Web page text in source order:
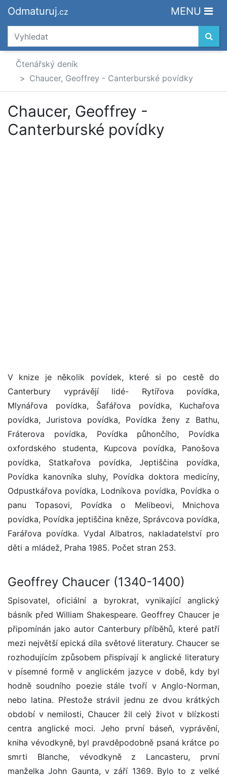
Odmaturuj.cz MENU
Čtenářský deník
Chaucer, Geoffrey - Canterburské povídky
Chaucer, Geoffrey -
Canterburské povídky
V knize je několik povídek, které si po cestě do
Canterbury vyprávějí lidé- Rytířova povídka,
Mlynářova povídka, Šafářova povídka, Kuchařova
povídka, Juristova povídka, Povídka ženy z Bathu,
Fráterova povídka, Povídka půhončího, Povídka
oxfordského studenta, Kupcova povídka, Panošova
povídka, Statkařova povídka, Jeptiščina povídka,
Povídka kanovníka sluhy, Povídka doktora medicíny,
Odpustkářova povídka, Lodníkova povídka, Povídka o
panu Topasovi, Povídka o Melibeovi, Mnichova
povídka, Povídka jeptiščina kněze, Správcova povídka,
Farářova povídka. Vydal Albatros, nakladatelství pro
děti a mládež, Praha 1985. Počet stran 253.
Geoffrey Chaucer (1340-1400)
Spisovatel, oficiální a byrokrat, vynikající anglický
básník před William Shakespeare. Geoffrey Chaucer je
připomínán jako autor Canterbury příběhů, které patří
mezi největší epická díla světové literatury. Chaucer se
rozhodujícím způsobem přispívají k anglické literatury
v písemné formě v anglickém jazyce v době, kdy byl
hodně soudního poezie stále tvoří v Anglo-Norman,
nebo latina. Přestože strávil jednu ze dvou krátkých
období v nemilosti, Chaucer žil celý život v blízkosti
centra anglické moci. Jeho první báseň, vyprávění,
kniha vévodkyně, byl pravděpodobně psaná krátce po
smrti Blanche, vévodkyně z Lancasteru, první
manželka John Gaunta, v září 1369. Bylo to z velké